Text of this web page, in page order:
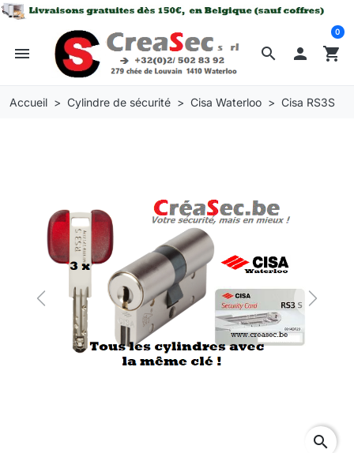
search
menu  shopping_cart
0
Accueil Cylindre de sécurité Cisa Waterloo Cisa RS3S
Previous Next
search